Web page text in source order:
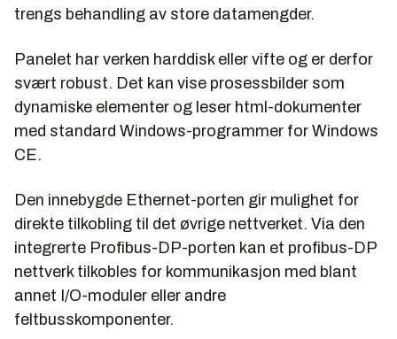
trengs behandling av store datamengder.
Panelet har verken harddisk eller vifte og er derfor
svært robust. Det kan vise prosessbilder som
dynamiske elementer og leser html-dokumenter
med standard Windows-programmer for Windows
CE.
Den innebygde Ethernet-porten gir mulighet for
direkte tilkobling til det øvrige nettverket. Via den
integrerte Profibus-DP-porten kan et profibus-DP
nettverk tilkobles for kommunikasjon med blant
annet I/O-moduler eller andre
feltbusskomponenter.